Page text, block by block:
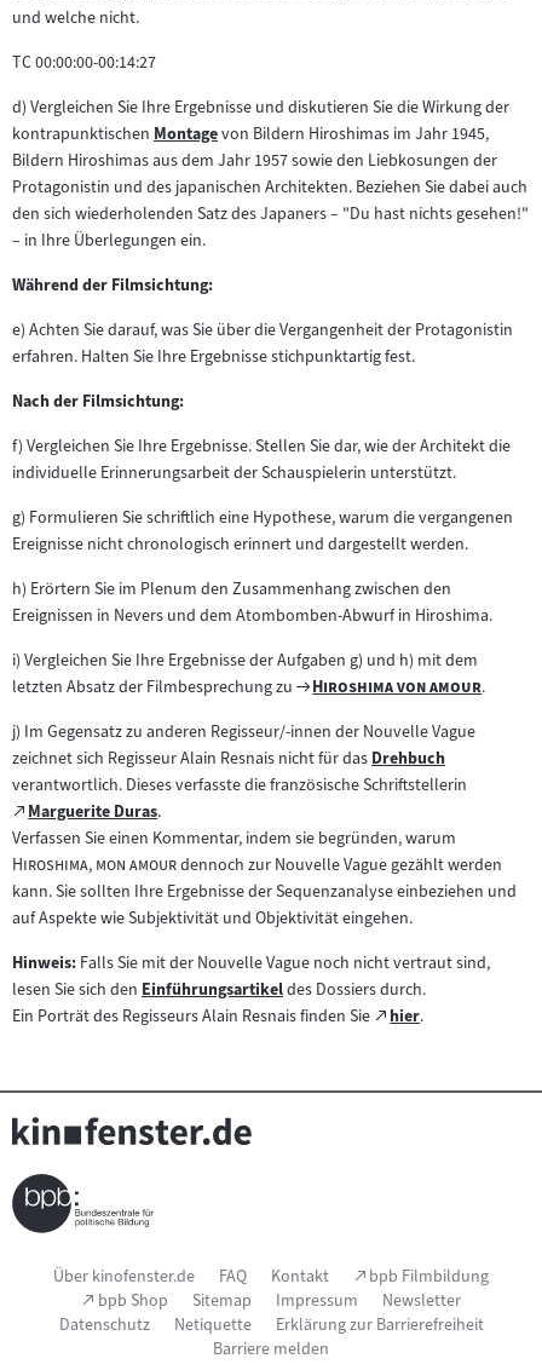
Inhalt:
neuen
Tab)
und welche nicht.
TC 00:00:00-00:14:27
d) Vergleichen Sie Ihre Ergebnisse und diskutieren Sie die Wirkung der
kontrapunktischen Zum
Inhalt:
Montagevon Bildern Hiroshimas im Jahr 1945,
Bildern Hiroshimas aus dem Jahr 1957 sowie den Liebkosungen der
Protagonistin und des japanischen Architekten. Beziehen Sie dabei auch
den sich wiederholenden Satz des Japaners – "Du hast nichts gesehen!"
– in Ihre Überlegungen ein.
Während der Filmsichtung:
e) Achten Sie darauf, was Sie über die Vergangenheit der Protagonistin
erfahren. Halten Sie Ihre Ergebnisse stichpunktartig fest.
Nach der Filmsichtung:
f) Vergleichen Sie Ihre Ergebnisse. Stellen Sie dar, wie der Architekt die
individuelle Erinnerungsarbeit der Schauspielerin unterstützt.
g) Formulieren Sie schriftlich eine Hypothese, warum die vergangenen
Ereignisse nicht chronologisch erinnert und dargestellt werden.
h) Erörtern Sie im Plenum den Zusammenhang zwischen den
Ereignissen in Nevers und dem Atombomben-Abwurf in Hiroshima.
i) Vergleichen Sie Ihre Ergebnisse der Aufgaben g) und h) mit dem
letzten Absatz der Filmbesprechung zu
Zum
"
Hiroshima von amour".
j) Im Gegensatz zu anderen Regisseur/-innen der Nouvelle Vague
zeichnet sich Regisseur Alain Resnais nicht für dasZum
Inhalt:
Drehbuch
verantwortlich. Dieses verfasste die französische Schriftstellerin
Zum
externen
Inhalt:
Marguerite Duras
(öffnet
im
neuen
Tab)
.
Verfassen Sie einen Kommentar, indem sie begründen, warum
Hiroshima, mon amour"dennoch zur Nouvelle Vague gezählt werden
kann. Sie sollten Ihre Ergebnisse der Sequenzanalyse einbeziehen und
auf Aspekte wie Subjektivität und Objektivität eingehen.
Hinweis: Falls Sie mit der Nouvelle Vague noch nicht vertraut sind,
lesen Sie sich den Zum
Inhalt:
Einführungsartikeldes Dossiers durch.
Ein Porträt des Regisseurs Alain Resnais finden Sie
Zum
hier
(öffnet.
Seitenfußnavigation
Über kinofenster.de FAQ Kontakt (Link
öffnet
im
neuen
bpb Filmbildung
(Link
öffnet
im
bpb Shop Sitemap Impressum
Newsletter
Datenschutz
Netiquette
Erklärung zur Barrierefreiheit
Barriere melden